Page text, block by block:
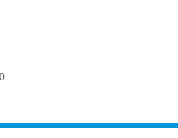
van je kleding met goed